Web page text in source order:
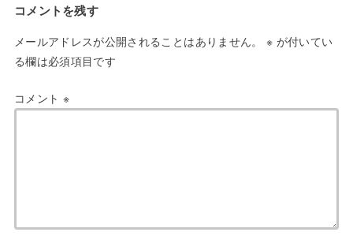
コメントを残す
メールアドレスが公開されることはありません。 ※ が付いてい
る欄は必須項目です
コメント ※